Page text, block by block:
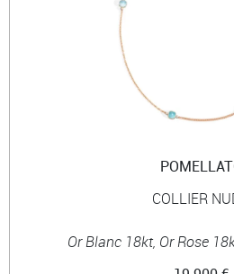
COLLIER
Or Blanc 18kt, Or Rose